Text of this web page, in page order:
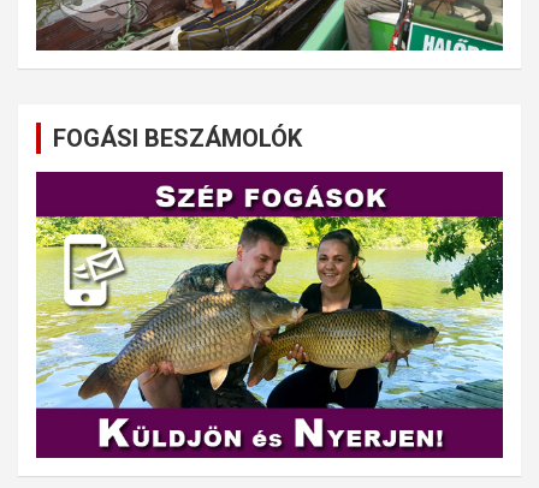
FOGÁSI BESZÁMOLÓK